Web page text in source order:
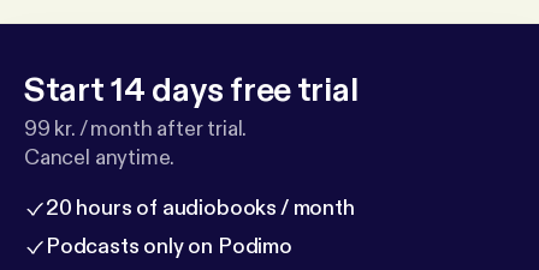
Start 14 days free trial
99 kr. / month after trial.
Cancel anytime.
20 hours of audiobooks / month
Podcasts only on Podimo